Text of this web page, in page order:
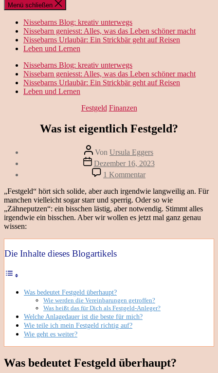
Menü schließen
Nissebarns Blog: kreativ unterwegs
Nissebarn geniesst: Alles, was das Leben schöner macht
Nissebarns Urlaubär: Ein Strickbär geht auf Reisen
Leben und Lernen
Nissebarns Blog: kreativ unterwegs
Nissebarn geniesst: Alles, was das Leben schöner macht
Nissebarns Urlaubär: Ein Strickbär geht auf Reisen
Leben und Lernen
Kategorien
Festgeld Finanzen
Was ist eigentlich Festgeld?
Beitragsautor
Von Ursula Eggers
Veröffentlichungsdatum
Dezember 16, 2023
1 Kommentarzu
Was
ist
eigentlich
Festgeld?
„Festgeld“ hört sich solide, aber auch irgendwie langweilig an. Für
manchen vielleicht sogar starr und sperrig. Oder so wie
„Zähneputzen“: ein bisschen lästig, aber notwendig. Stimmt alles
irgendwie ein bisschen. Aber wir wollen es jetzt mal ganz genau
wissen:
Die Inhalte dieses Blogartikels
Was bedeutet Festgeld überhaupt?
Wie werden die Vereinbarungen getroffen?
Was heißt das für Dich als Festgeld-Anleger?
Welche Anlagedauer ist die beste für mich?
Wie teile ich mein Festgeld richtig auf?
Wie geht es weiter?
Was bedeutet Festgeld überhaupt?